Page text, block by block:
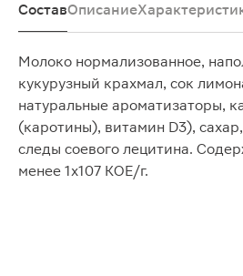
СоставОписание
Молоко нормализованное,
кукурузный крахмал, сок
натуральные ароматизаторы,
(каротины), витамин D3),
следы соевого лецитина.
менее 1x107 КОЕ/г.